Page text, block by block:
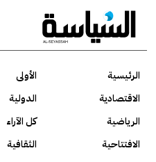
الرئيسية الأولى
الاقتصادية
الدولية
الرياضية
كل الآراء
الافتتاحية
الثقافية